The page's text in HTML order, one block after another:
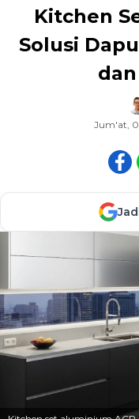
Kitchen
Solusi
Jum'at,